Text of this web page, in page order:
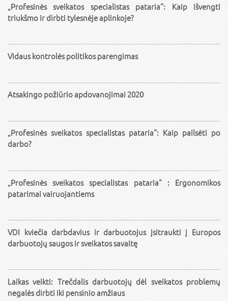
„Profesinės sveikatos specialistas pataria“: Kaip išvengti
triukšmo ir dirbti tylesnėje aplinkoje?
Vidaus kontrolės politikos parengimas
Atsakingo požiūrio apdovanojimai 2020
„Profesinės sveikatos specialistas pataria“: Kaip pailsėti po
darbo?
„Profesinės sveikatos specialistas pataria“ : Ergonomikos
patarimai vairuojantiems
VDI kviečia darbdavius ir darbuotojus įsitraukti į Europos
darbuotojų saugos ir sveikatos savaitę
Laikas veikti: Trečdalis darbuotojų dėl sveikatos problemų
negalės dirbti iki pensinio amžiaus